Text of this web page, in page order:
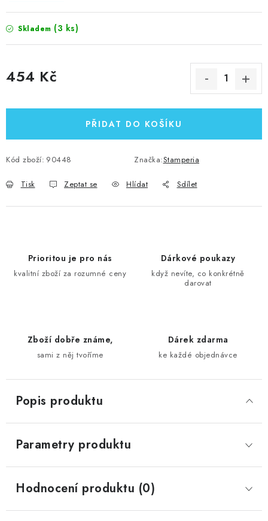
Skladem (3 ks)
454 Kč
PŘIDAT DO KOŠÍKU
Kód zboží: 90448 Značka:Stamperia
Tisk Zeptat se Hlídat Sdílet
Prioritou je pro nás
kvalitní zboží za rozumné ceny
Dárkové poukazy
když nevíte, co konkrétně
darovat
Zboží dobře známe,
sami z něj tvoříme
Dárek zdarma
ke každé objednávce
Popis produktu
Parametry produktu
Hodnocení produktu (0)